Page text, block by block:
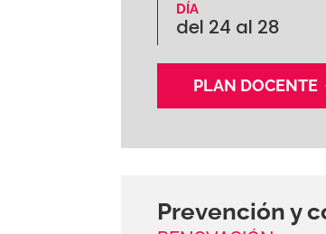
DÍA
del 24 al 28
PLAN DOCENTE
Prevención y